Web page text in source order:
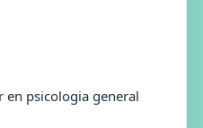
en psicologia general